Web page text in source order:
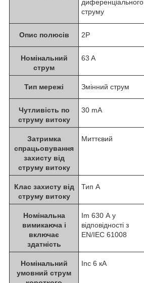
диференціального
струму
Опис полюсів 2P
Номінальний
струм
63 A
Тип мережі Змінний струм
Чутливість по
струму витоку
30 mA
Затримка
спрацьовування
захисту від
струму витоку
Миттєвий
Клас захисту від
струму витоку
Тип А
Номінальна
вимикаюча і
включає
здатність
Im 630 А у
відповідності з
EN/IEC 61008
Номінальний
умовний струм
Inc 6 кА